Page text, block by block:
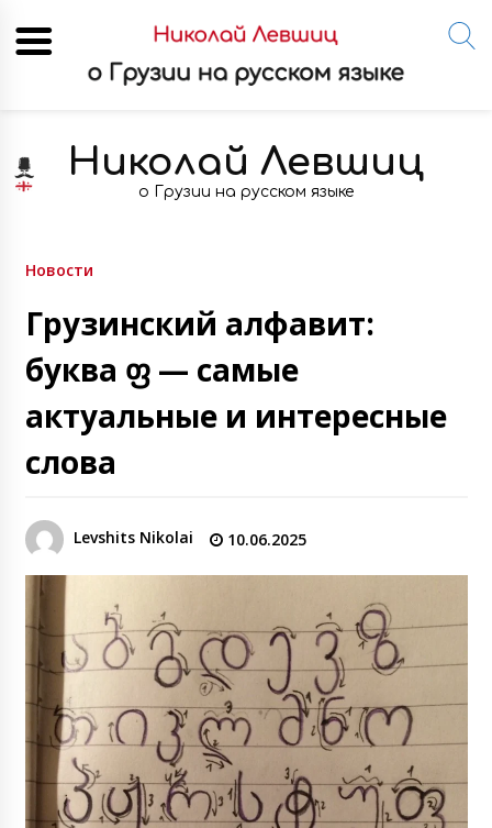
content
Николай Левшиц
о Грузии на русском языке
Новости
Грузинский алфавит:
буква ფ — самые
актуальные и интересные
слова
Levshits Nikolai 10.06.2025